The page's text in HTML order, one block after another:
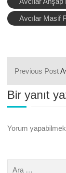
Avcılar Masif
Previous Post
Bir yanıt
Yorum